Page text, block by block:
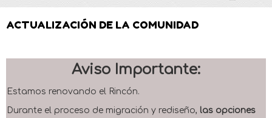
ACTUALIZACIÓN DE LA COMUNIDAD
Aviso Importante:
Estamos renovando el Rincón.
Durante el proceso de migración y rediseño, las opciones